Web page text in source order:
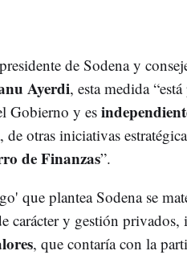
de Sodena y
Ayerdi, esta medida
Gobierno y es
de otras iniciativas
de Finanzas”.
que plantea Sodena se
carácter y gestión privados,
, que contaría con la